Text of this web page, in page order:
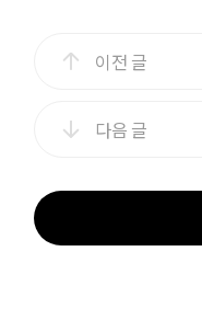
이전 글
다음 글